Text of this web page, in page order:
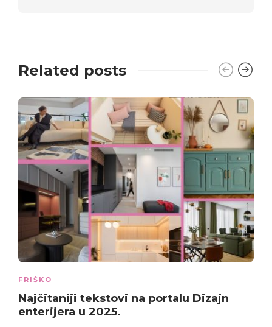
Related posts
FRIŠKO
Najčitaniji tekstovi na portalu Dizajn
enterijera u 2025.